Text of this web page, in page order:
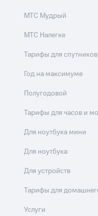
МТС Мудрый
МТС Налегке
Тарифы для
Год на максимуме
Полугодовой
Тарифы для часов и
Для ноутбука мини
Для ноутбука
Для устройств
Тарифы для
Услуги